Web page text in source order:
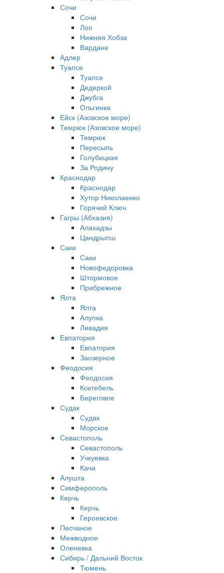
Сочи
Сочи
Лоо
Нижняя Хобза
Вардане
Адлер
Туапсе
Туапсе
Дедеркой
Джубга
Ольгинка
Ейск (Азовское море)
Темрюк (Азовское море)
Темрюк
Пересыпь
Голубицкая
За Родину
Краснодар
Краснодар
Хутор Николаенко
Горячий Ключ
Гагры (Абхазия)
Алахадзы
Цандрыпш
Саки
Саки
Новофедоровка
Штормовое
Прибрежное
Ялта
Ялта
Алупка
Ливадия
Евпатория
Евпатория
Заозерное
Феодосия
Феодосия
Коктебель
Береговое
Судак
Судак
Морское
Севастополь
Севастополь
Учкуевка
Кача
Алушта
Симферополь
Керчь
Керчь
Героевское
Песчаное
Межводное
Оленевка
Сибирь / Дальний Восток
Тюмень